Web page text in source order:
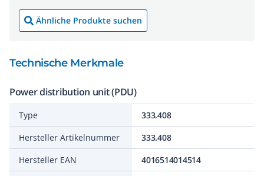
Ähnliche Produkte suchen
Technische Merkmale
Power distribution unit (PDU)
Type
333.408
Hersteller Artikelnummer
333.408
Hersteller EAN
4016514014514